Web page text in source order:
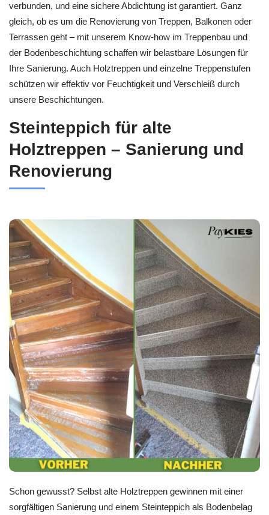
verbunden, und eine sichere Abdichtung ist garantiert. Ganz
gleich, ob es um die Renovierung von Treppen, Balkonen oder
Terrassen geht – mit unserem Know-how im Treppenbau und
der Bodenbeschichtung schaffen wir belastbare Lösungen für
Ihre Sanierung. Auch Holztreppen und einzelne Treppenstufen
schützen wir effektiv vor Feuchtigkeit und Verschleiß durch
unsere Beschichtungen.
Steinteppich für alte
Holztreppen – Sanierung und
Renovierung
Schon gewusst? Selbst alte Holztreppen gewinnen mit einer
sorgfältigen Sanierung und einem Steinteppich als Bodenbelag